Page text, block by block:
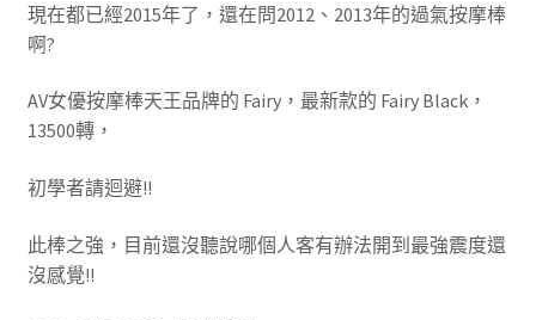
現在都已經2015年了，還在問2012、2013年的過氣按摩棒
啊?
AV女優按摩棒天王品牌的 Fairy，最新款的 Fairy Black，
13500轉，
初學者請迴避!!
此棒之強，目前還沒聽說哪個人客有辦法開到最強震度還
沒感覺!!